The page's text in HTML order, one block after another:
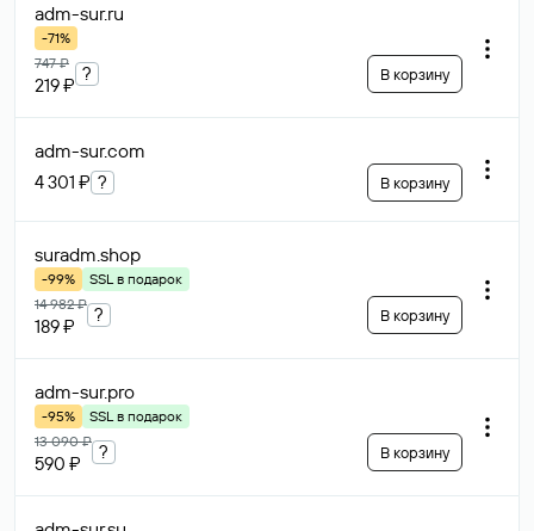
adm-sur.ru
-71%
747 ₽
219 ₽
? В корзину
adm-sur.com
4 301 ₽ ? В корзину
suradm.shop
-99%
SSL в подарок
14 982 ₽
189 ₽
? В корзину
adm-sur.pro
-95%
SSL в подарок
13 090 ₽
590 ₽
? В корзину